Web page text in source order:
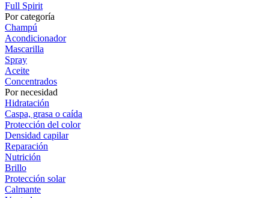
Full Spirit
Por categoría
Champú
Acondicionador
Mascarilla
Spray
Aceite
Concentrados
Por necesidad
Hidratación
Caspa, grasa o caída
Protección del color
Densidad capilar
Reparación
Nutrición
Brillo
Protección solar
Calmante